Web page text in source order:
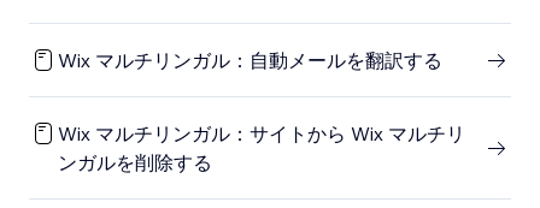
Wix マルチリンガル：自動メールを翻訳する
Wix マルチリンガル：サイトから Wix マルチリ
ンガルを削除する